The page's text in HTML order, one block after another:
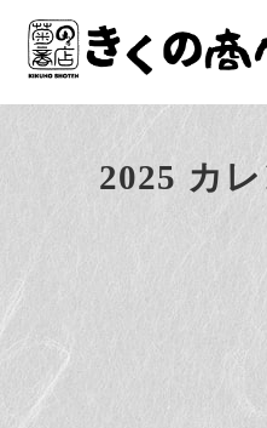
2025 カ